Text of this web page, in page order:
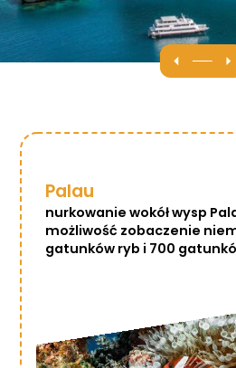
Palau
nurkowanie wokół wysp
możliwość zobaczenie
gatunków ryb i 700